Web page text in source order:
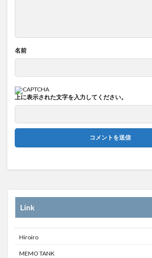
名前
上に表示された文字を入力してください。
Link
Hiroiro
MEMO TANK